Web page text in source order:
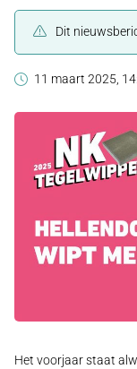
Dit
11 maart 2025,
Het voorjaar staat